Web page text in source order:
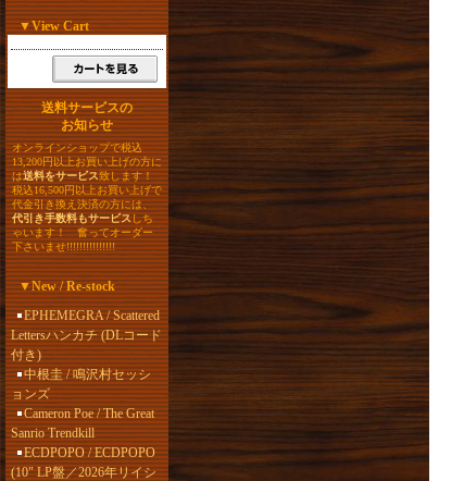
▼View Cart
送料サービスの
お知らせ
オンラインショップで税込
13,200円以上お買い上げの方に
は送料をサービス致します！
税込16,500円以上お買い上げで
代金引き換え決済の方には、
代引き手数料もサービスしち
ゃいます！ 奮ってオーダー
下さいませ!!!!!!!!!!!!!!!
▼New / Re-stock
EPHEMEGRA / Scattered
Lettersハンカチ (DLコード
付き)
中根圭 / 鳴沢村セッシ
ョンズ
Cameron Poe / The Great
Sanrio Trendkill
ECDPOPO / ECDPOPO
(10" LP盤／2026年リイシ